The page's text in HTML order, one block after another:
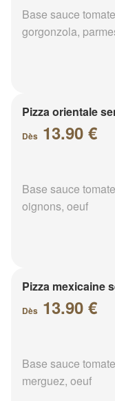
Base sauce
gorgonzola,
Pizza orientale
Dès 13.90 €
Base sauce
oignons, oeuf
Pizza mexicaine
Dès 13.90 €
Base sauce
merguez, oeuf